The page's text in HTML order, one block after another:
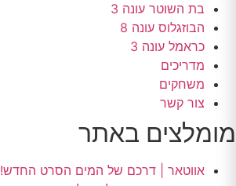
בת השוטר עונה 3
הבוזגלוס עונה 8
כראמל עונה 3
מדריכים
משחקים
צור קשר
מומלצים באתר
אווטאר | דרכם של המים הסרט החדש!